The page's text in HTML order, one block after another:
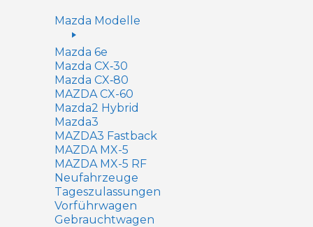
Mazda Modelle
Mazda 6e
Mazda CX‑30
Mazda CX‑80
MAZDA CX-60
Mazda2 Hy­brid
Mazda3
MAZDA3 Fastback
MAZDA MX-5
MAZDA MX-5 RF
Neufahrzeuge
Tageszulassungen
Vorführwagen
Gebrauchtwagen